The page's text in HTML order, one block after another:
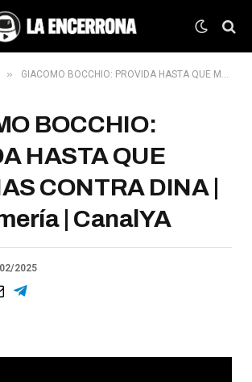
» GIACOMO BOCCHIO: PROVIDA HASTA QUE MARCHAS CONTRA DINA | La Chismería | CanalYA
BOCCHIO:
HASTA QUE
CONTRA DINA |
| CanalYA
2025